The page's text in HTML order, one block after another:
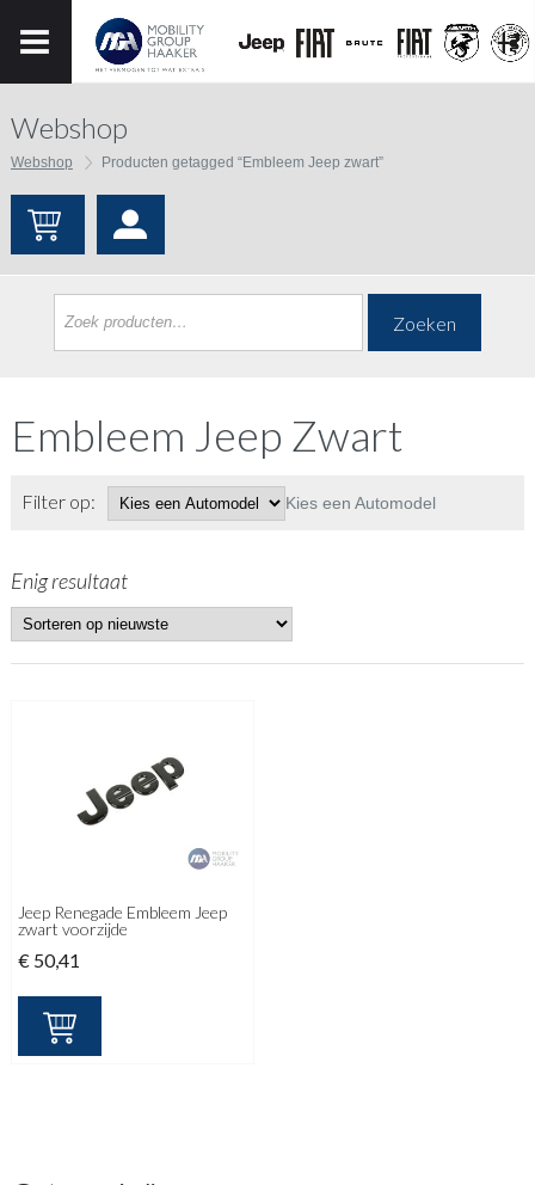
Webshop
Webshop Producten getagged “Embleem Jeep zwart”
Zoeken
Embleem Jeep Zwart
Filter op: Kies een Automodel
Enig resultaat
Jeep Renegade Embleem Jeep
zwart voorzijde
€ 50,41